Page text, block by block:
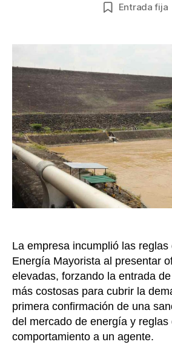
Entrada fija
La empresa incumplió las
Energía Mayorista al presentar
elevadas, forzando la entrada
más costosas para cubrir la
primera confirmación de una
del mercado de energía y reglas
comportamiento a un agente.